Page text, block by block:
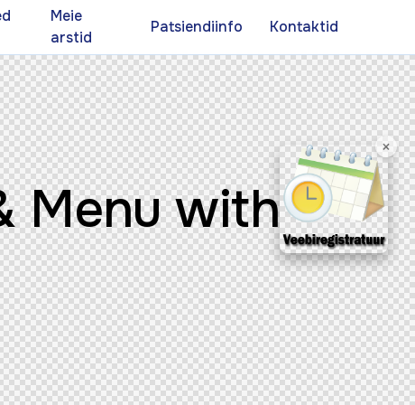
Meie
arstid
Patsiendiinfo Kontaktid
Menu with
×